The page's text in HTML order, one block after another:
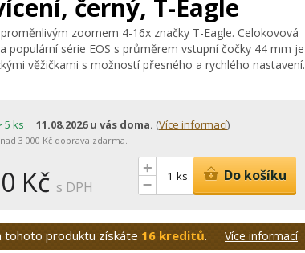
černý, T-Eagle
zoomem 4-16x značky T-Eagle. Celokovová
populární série EOS s průměrem vstupní čočky 44 mm je
věžičkami s možností přesného a rychlého nastavení.
5 ks 11.08.2026 u vás doma. (Více informací)
3 000 Kč doprava zdarma.
Kč s DPH
+
–
ks Do košíku
tohoto produktu získáte 16 kreditů. Více informací